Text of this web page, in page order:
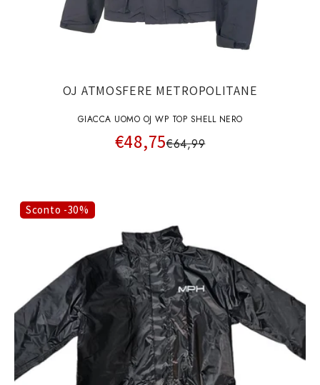
OJ ATMOSFERE METROPOLITANE
GIACCA UOMO OJ WP TOP SHELL NERO
€48,75€64,99
Sconto -30%